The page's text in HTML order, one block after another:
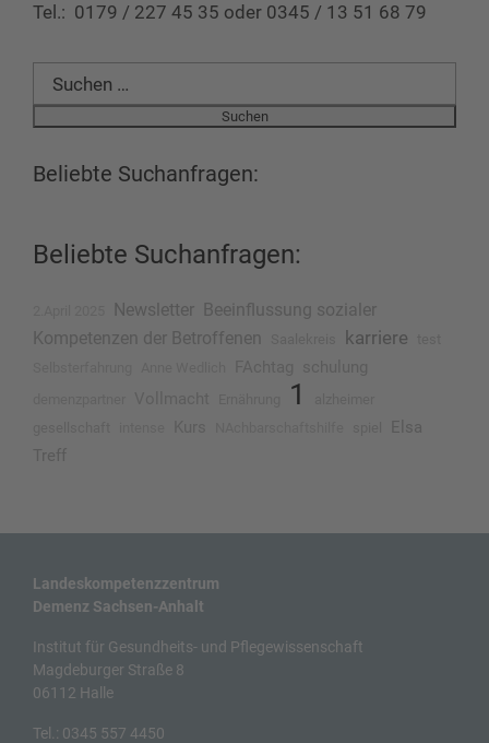
Tel.: 0179 / 227 45 35 oder 0345 / 13 51 68 79
Suchen
nach:
Beliebte Suchanfragen:
Beliebte Suchanfragen:
Newsletter Beeinflussung sozialer
Kompetenzen der Betroffenen
karriere
1
Elsa
Treff
Landeskompetenzzentrum
Demenz Sachsen-Anhalt
Institut für Gesundheits- und Pflegewissenschaft
Magdeburger Straße 8
06112 Halle
Tel.: 0345 557 4450